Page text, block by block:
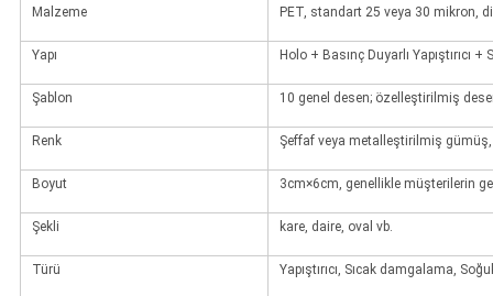
Malzeme PET, standart 25 veya 30 mikron,
Yapı Holo + Basınç Duyarlı Yapıştırıcı +
Şablon 10 genel desen; özelleştirilmiş
Renk Şeffaf veya metalleştirilmiş gümüş,
Boyut 3cm×6cm, genellikle müşterilerin
Şekli kare, daire, oval vb.
Türü Yapıştırıcı, Sıcak damgalama,